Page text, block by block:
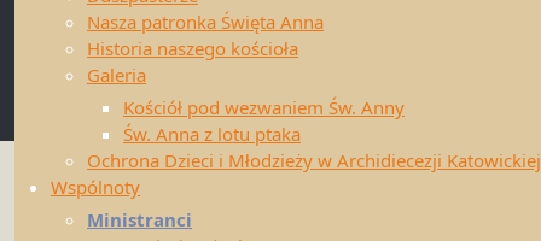
Nasza patronka Święta Anna
Historia naszego kościoła
Galeria
Kościół pod wezwaniem Św. Anny
Św. Anna z lotu ptaka
Ochrona Dzieci i Młodzieży w Archidiecezji Katowickiej
Wspólnoty
Ministranci
poznawania
porządek) oraz
Dzieci i Młodzieży
Administrator witryny
swanna.webmaster@gmail.com
Powrót
górę
Drodzy Parafianie!